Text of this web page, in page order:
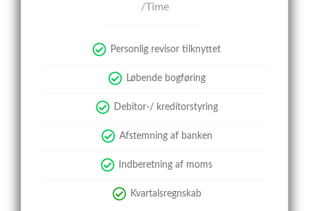
/Time
Personlig revisor tilknyttet
Løbende bogføring
Debitor-/ kreditorstyring
Afstemning af banken
Indberetning af moms
Kvartalsregnskab